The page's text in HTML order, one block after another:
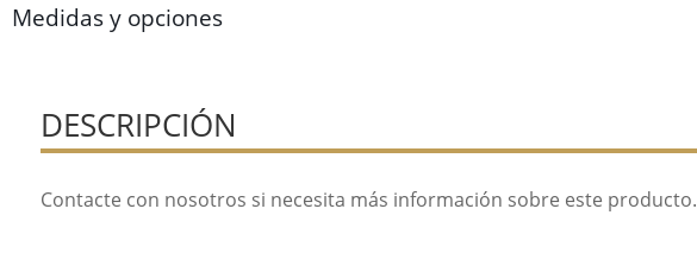
Medidas y opciones
DESCRIPCIÓN
Contacte con nosotros si necesita más información sobre este producto.